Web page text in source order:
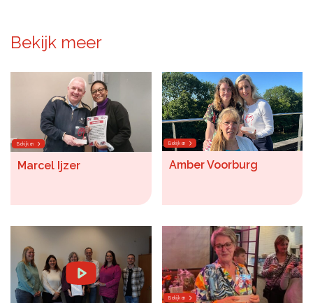
Bekijk meer
Bekijken
Marcel Ijzer
Bekijken
Amber Voorburg
Bekijken